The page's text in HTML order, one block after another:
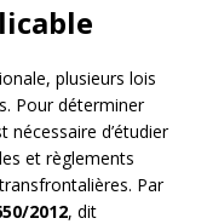
plusieurs lois
Pour déterminer
nécessaire d’étudier
et règlements
Par
2012, dit